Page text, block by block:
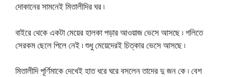
দোকানের সামনেই মিতালীদির ঘর ৷
বাইরে থেকে একটা মেয়ের হালকা পড়ার আওয়াজ ভেসে আসছে ৷ গলিতে
সেরকম ছেলে পিলে নেই ৷ শুধু মেয়েদেরই চিত্কার ভেসে আসছে ৷
মিতালীদি পূর্ণিমাকে দেখেই হাত ধরে ঘরে বসলেন তাদের দু জন কে ৷ বেশ